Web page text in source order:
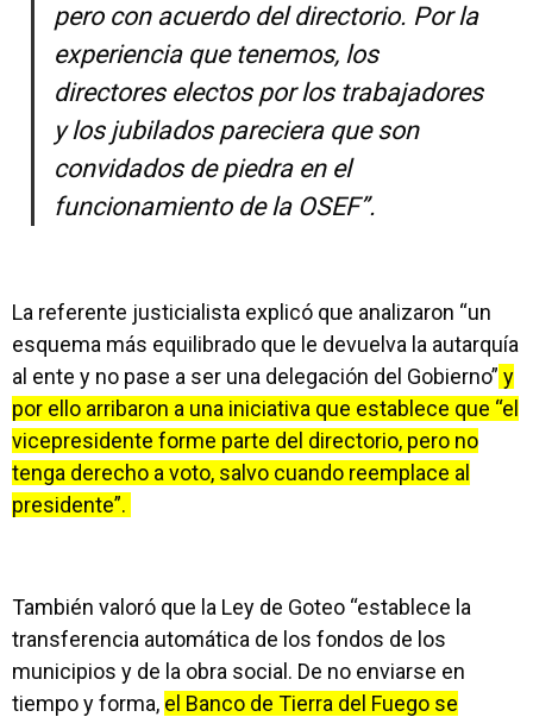
pero con acuerdo del directorio. Por la
experiencia que tenemos, los
directores electos por los trabajadores
y los jubilados pareciera que son
convidados de piedra en el
funcionamiento de la OSEF”.
La referente justicialista explicó que analizaron “un
esquema más equilibrado que le devuelva la autarquía
al ente y no pase a ser una delegación del Gobierno” y
por ello arribaron a una iniciativa que establece que “el
vicepresidente forme parte del directorio, pero no
tenga derecho a voto, salvo cuando reemplace al
presidente”.
También valoró que la Ley de Goteo “establece la
transferencia automática de los fondos de los
municipios y de la obra social. De no enviarse en
tiempo y forma, el Banco de Tierra del Fuego se